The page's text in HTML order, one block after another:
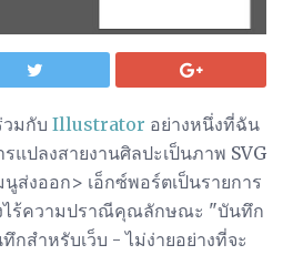
มกับ Illustrator อย่างหนึ่งที่ฉัน
แปลงสายงานศิลปะเป็นภาพ SVG
ส่งออก> เอ็กซ์พอร์ตเป็นรายการ
ไร้ความปราณีคุณลักษณะ "บันทึก
กสำหรับเว็บ - ไม่ง่ายอย่างที่จะ